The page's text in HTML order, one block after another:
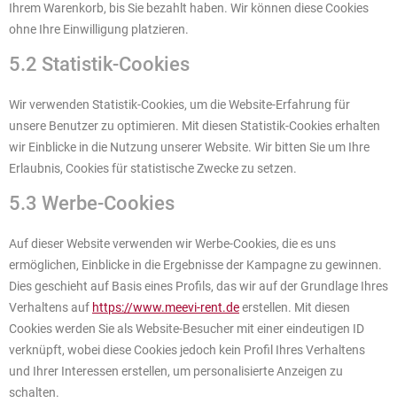
Ihrem Warenkorb, bis Sie bezahlt haben. Wir können diese Cookies
ohne Ihre Einwilligung platzieren.
5.2 Statistik-Cookies
Wir verwenden Statistik-Cookies, um die Website-Erfahrung für
unsere Benutzer zu optimieren. Mit diesen Statistik-Cookies erhalten
wir Einblicke in die Nutzung unserer Website. Wir bitten Sie um Ihre
Erlaubnis, Cookies für statistische Zwecke zu setzen.
5.3 Werbe-Cookies
Auf dieser Website verwenden wir Werbe-Cookies, die es uns
ermöglichen, Einblicke in die Ergebnisse der Kampagne zu gewinnen.
Dies geschieht auf Basis eines Profils, das wir auf der Grundlage Ihres
Verhaltens auf https://www.meevi-rent.deerstellen. Mit diesen
Cookies werden Sie als Website-Besucher mit einer eindeutigen ID
verknüpft, wobei diese Cookies jedoch kein Profil Ihres Verhaltens
und Ihrer Interessen erstellen, um personalisierte Anzeigen zu
schalten.